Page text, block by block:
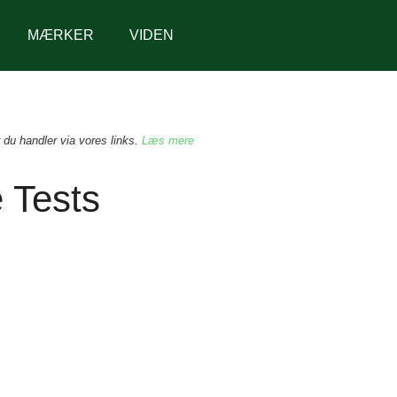
MÆRKER VIDEN
handler via vores links. Læs mere
Tests